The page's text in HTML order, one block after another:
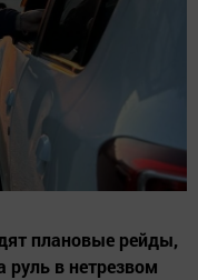
плановые рейды,
руль в нетрезвом